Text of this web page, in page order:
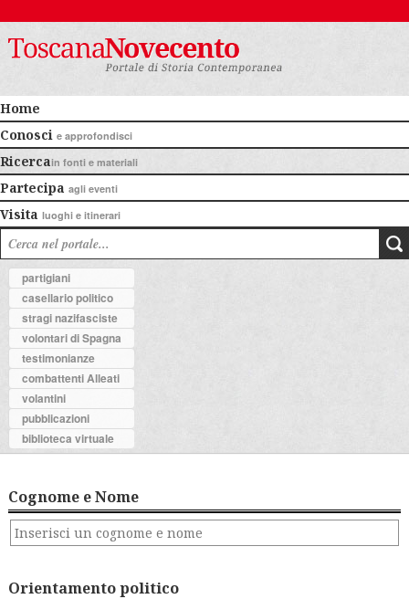
Home
Conosci e approfondisci
Ricercain fonti e materiali
Partecipa agli eventi
Visita luoghi e itinerari
partigiani
casellario politico
stragi nazifasciste
volontari di Spagna
testimonianze
combattenti Alleati
volantini
pubblicazioni
biblioteca virtuale
Cognome e Nome
Orientamento politico